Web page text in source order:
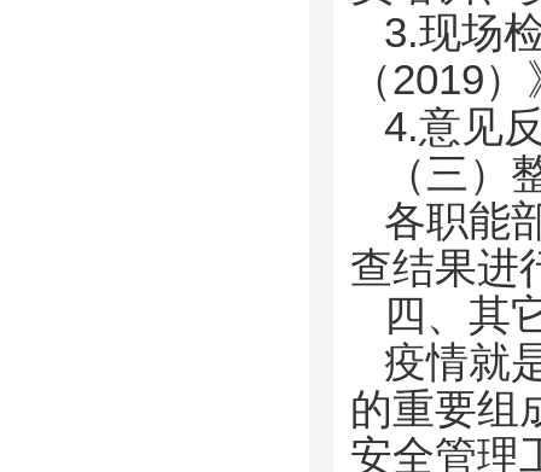
3.现场
（2019
4.意见
（三）
各职能
查结果进
四、其
疫情就
的重要组
安全管理